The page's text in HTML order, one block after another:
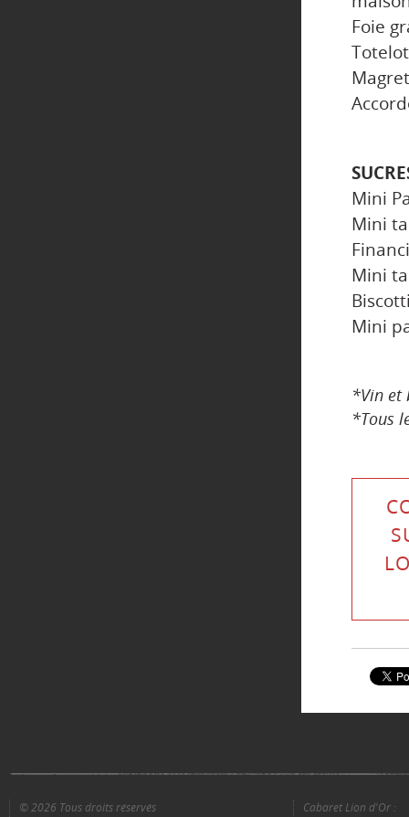
Foie
Mini
Mini
Mini
Mini
*Vin et
*Tous
© 2026 Tous droits réservés
Cabaret Lion d'Or :